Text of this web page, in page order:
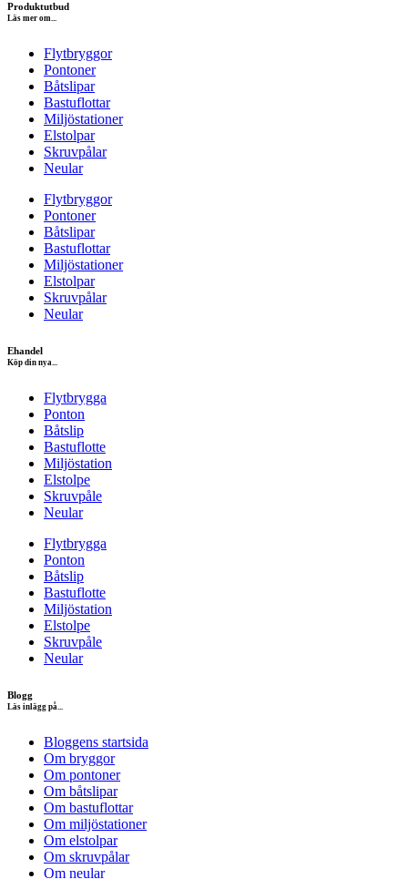
Produktutbud
Läs mer om...
Flytbryggor
Pontoner
Båtslipar
Bastuflottar
Miljöstationer
Elstolpar
Skruvpålar
Neular
Flytbryggor
Pontoner
Båtslipar
Bastuflottar
Miljöstationer
Elstolpar
Skruvpålar
Neular
Ehandel
Köp din nya...
Flytbrygga
Ponton
Båtslip
Bastuflotte
Miljöstation
Elstolpe
Skruvpåle
Neular
Flytbrygga
Ponton
Båtslip
Bastuflotte
Miljöstation
Elstolpe
Skruvpåle
Neular
Blogg
Läs inlägg på...
Bloggens startsida
Om bryggor
Om pontoner
Om båtslipar
Om bastuflottar
Om miljöstationer
Om elstolpar
Om skruvpålar
Om neular